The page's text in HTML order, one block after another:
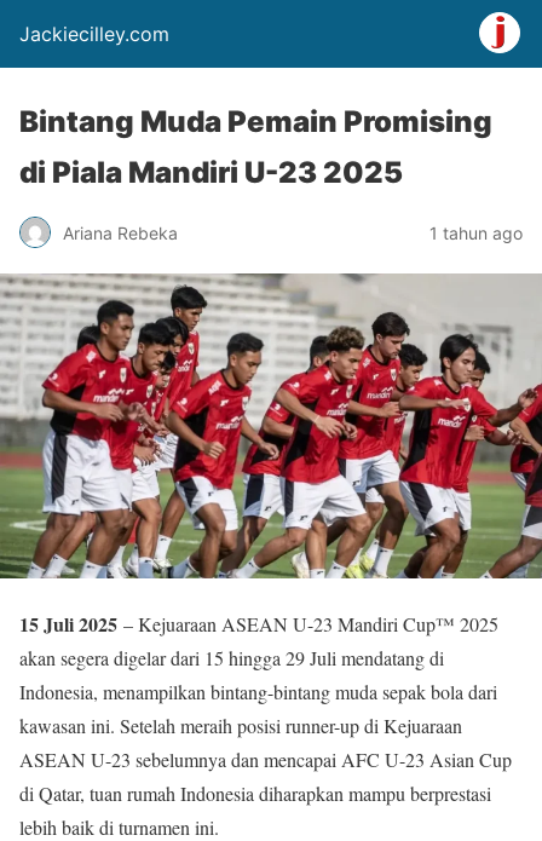
Jackiecilley.com
Bintang Muda Pemain Promising
di Piala Mandiri U-23 2025
Ariana Rebeka 1 tahun ago
15 Juli 2025 – Kejuaraan ASEAN U-23 Mandiri Cup™ 2025
akan segera digelar dari 15 hingga 29 Juli mendatang di
Indonesia, menampilkan bintang-bintang muda sepak bola dari
kawasan ini. Setelah meraih posisi runner-up di Kejuaraan
ASEAN U-23 sebelumnya dan mencapai AFC U-23 Asian Cup
di Qatar, tuan rumah Indonesia diharapkan mampu berprestasi
lebih baik di turnamen ini.